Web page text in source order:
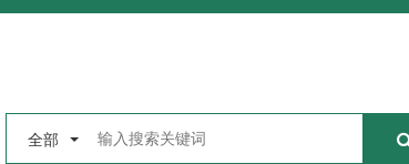
全部